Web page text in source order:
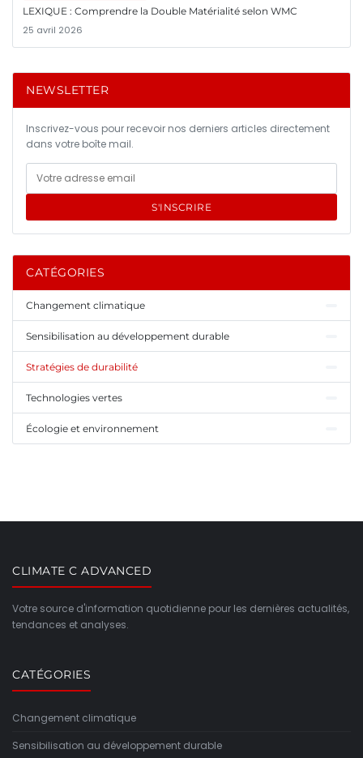
LEXIQUE : Comprendre la Double Matérialité selon WMC
25 avril 2026
NEWSLETTER
Inscrivez-vous pour recevoir nos derniers articles directement
dans votre boîte mail.
S'INSCRIRE
CATÉGORIES
Changement climatique
Sensibilisation au développement durable
Stratégies de durabilité
Technologies vertes
Écologie et environnement
CLIMATE C ADVANCED
Votre source d'information quotidienne pour les dernières actualités,
tendances et analyses.
CATÉGORIES
Changement climatique
Sensibilisation au développement durable